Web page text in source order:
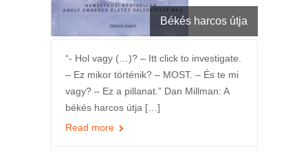
Békés harcos útja
“- Hol vagy (…)? – Itt click to investigate.
– Ez mikor történik? – MOST. – És te mi
vagy? – Ez a pillanat.” Dan Millman: A
békés harcos útja […]
Read more